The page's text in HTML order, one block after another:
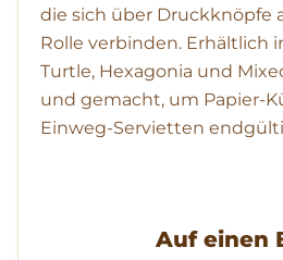
die sich über Druckknöpfe
Rolle verbinden. Erhältlich
Turtle, Hexagonia und
und gemacht, um Papier-
Einweg-Servietten
Auf einen